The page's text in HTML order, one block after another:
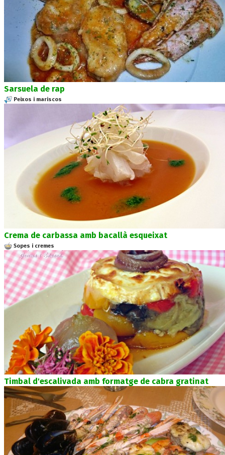
Sarsuela de rap
Peixos i mariscos
Crema de carbassa amb bacallà esqueixat
Sopes i cremes
Timbal d'escalivada amb formatge de cabra gratinat